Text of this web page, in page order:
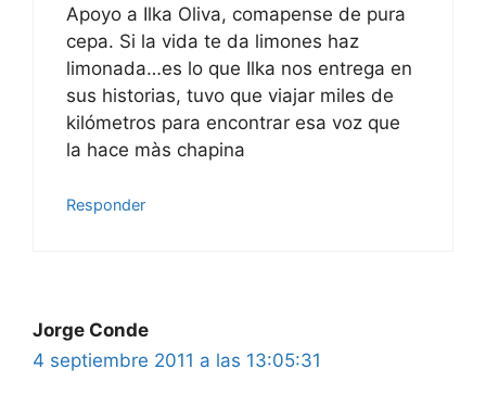
Apoyo a Ilka Oliva, comapense de pura
cepa. Si la vida te da limones haz
limonada…es lo que Ilka nos entrega en
sus historias, tuvo que viajar miles de
kilómetros para encontrar esa voz que
la hace màs chapina
Responder
Jorge Conde
4 septiembre 2011 a las 13:05:31